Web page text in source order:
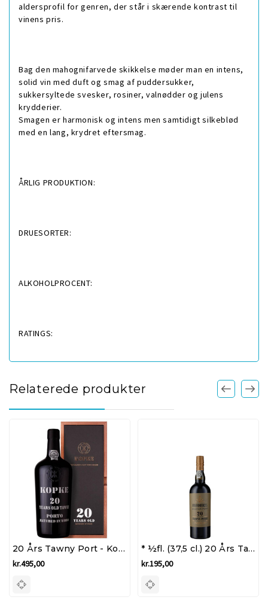
aldersprofil for genren, der står i skærende kontrast til
vinens pris.
Bag den mahognifarvede skikkelse møder man en intens,
solid vin med duft og smag af puddersukker,
sukkersyltede svesker, rosiner, valnødder og julens
krydderier.
Smagen er harmonisk og intens men samtidigt silkeblød
med en lang, krydret eftersmag.
ÅRLIG PRODUKTION:
DRUESORTER:
ALKOHOLPROCENT:
RATINGS:
Relaterede produkter
20 Års Tawny Port - Kopke
kr.495,00
* ½fl. (37,5 cl.) 20 Års Tawny Port - Feuerheerd's
kr.195,00